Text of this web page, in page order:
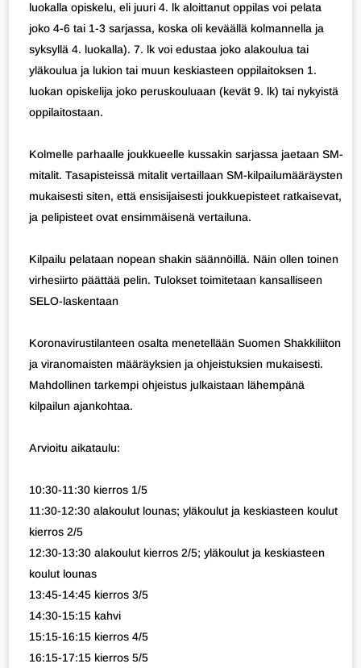
luokalla opiskelu, eli juuri 4. lk aloittanut oppilas voi pelata
joko 4-6 tai 1-3 sarjassa, koska oli keväällä kolmannella ja
syksyllä 4. luokalla). 7. lk voi edustaa joko alakoulua tai
yläkoulua ja lukion tai muun keskiasteen oppilaitoksen 1.
luokan opiskelija joko peruskouluaan (kevät 9. lk) tai nykyistä
oppilaitostaan.
Kolmelle parhaalle joukkueelle kussakin sarjassa jaetaan SM-
mitalit. Tasapisteissä mitalit vertaillaan SM-kilpailumääräysten
mukaisesti siten, että ensisijaisesti joukkuepisteet ratkaisevat,
ja pelipisteet ovat ensimmäisenä vertailuna.
Kilpailu pelataan nopean shakin säännöillä. Näin ollen toinen
virhesiirto päättää pelin. Tulokset toimitetaan kansalliseen
SELO-laskentaan
Koronavirustilanteen osalta menetellään Suomen Shakkiliiton
ja viranomaisten määräyksien ja ohjeistuksien mukaisesti.
Mahdollinen tarkempi ohjeistus julkaistaan lähempänä
kilpailun ajankohtaa.
Arvioitu aikataulu:
10:30-11:30 kierros 1/5
11:30-12:30 alakoulut lounas; yläkoulut ja keskiasteen koulut
kierros 2/5
12:30-13:30 alakoulut kierros 2/5; yläkoulut ja keskiasteen
koulut lounas
13:45-14:45 kierros 3/5
14:30-15:15 kahvi
15:15-16:15 kierros 4/5
16:15-17:15 kierros 5/5